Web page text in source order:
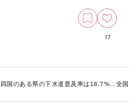
17
国のある県の下水道普及率は18.7%…全